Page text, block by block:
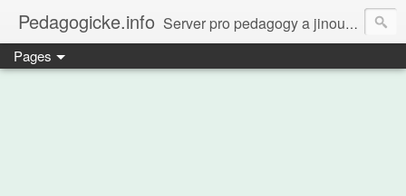
Pedagogicke.info Server pro pedagogy a jinou zvířenu
Pages